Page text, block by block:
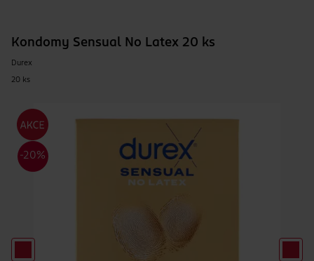
Kondomy Sensual No Latex 20 ks
Durex
20 ks